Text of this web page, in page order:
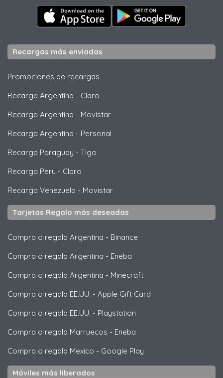
Recargas más enviadas
Promociones de recargas
Recarga Argentina - Claro
Recarga Argentina - Movistar
Recarga Argentina - Personal
Recarga Paraguay - Tigo
Recarga Peru - Claro
Recarga Venezuela - Movistar
Tarjetas Regalo más deseadas
Compra o regala Argentina - Binance
Compra o regala Argentina - Eneba
Compra o regala Argentina - Minecraft
Compra o regala EE.UU. - Apple Gift Card
Compra o regala EE.UU. - Playstation
Compra o regala Marruecos - Eneba
Compra o regala Mexico - Google Play
Móviles más liberados